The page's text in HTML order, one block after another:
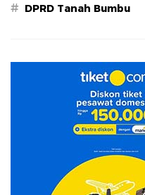
# DPRD Tanah Bumbu